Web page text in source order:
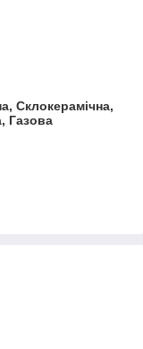
Склокерамічна,
Газова